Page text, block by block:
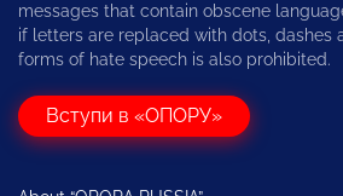
messages that contain obscene
if letters are replaced with dots, dashes
forms of hate speech is also prohibited.
Вступи в «ОПОРУ»